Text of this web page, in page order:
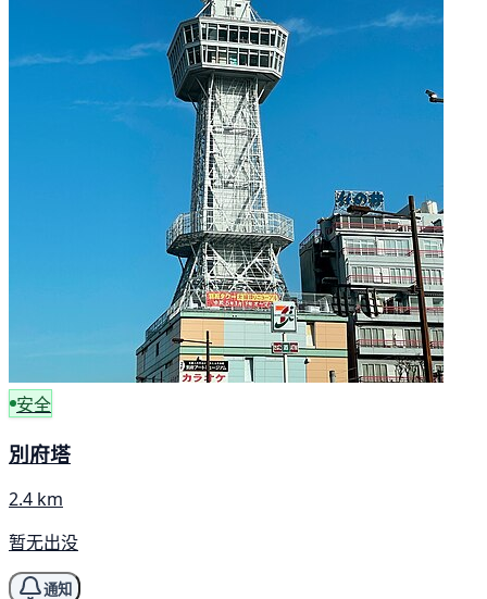
安全
別府塔
2.4 km
暂无出没
通知